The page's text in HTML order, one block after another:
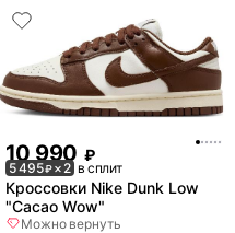
10 990 ₽
5 495₽× 2 в сплит
Кроссовки Nike Dunk Low
"Cacao Wow"
Можно вернуть